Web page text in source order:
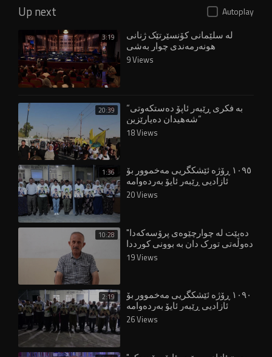
Up next Autoplay
3:19 لە سلێمانی کۆنسێرتێک ژنانی
هونەرمەندی چوار بەشی
کوردستان کۆدەکاتەوە
9 Views
20:39 “بە فکری ڕێبەر ئاپۆ دەستکەوتی
شەهیدان دەپارێزین”
18 Views
1:36 ١٠٩٥ ڕۆژە ئێشکگریی مەخموور بۆ
ئازادیی ڕێبەر ئاپۆ بەردەوامە
20 Views
10:28 "دەبێت لە چوارچێوەی پرۆسەکەدا
دەوڵەتی تورک دان بە بوونی کورددا
بنێت"
19 Views
2:19 ١٠٩٠ ڕۆژە ئێشکگریی مەخموور بۆ
ئازادیی ڕێبەر ئاپۆ بەردەوامە
26 Views